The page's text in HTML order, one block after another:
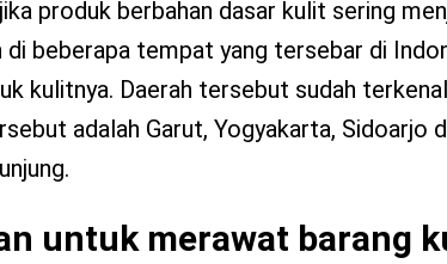
produk berbahan dasar kulit sering
beberapa tempat yang tersebar di
kulitnya. Daerah tersebut sudah
adalah Garut, Yogyakarta,
untuk merawat barang